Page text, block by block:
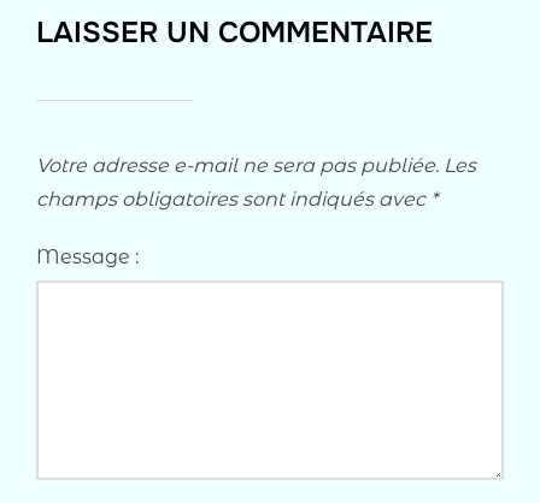
LAISSER UN COMMENTAIRE
Votre adresse e-mail ne sera pas publiée. Les
champs obligatoires sont indiqués avec *
Message :